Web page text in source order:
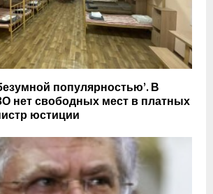
популярностью’. В
нет свободных мест в платных
юстиции